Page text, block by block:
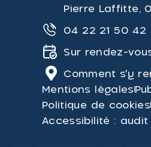
Pierre Laffitte,
04 22 21 50 42
Sur rendez-
Comment s'y
Mentions légales
Politique de cookies
Accessibilité : audit